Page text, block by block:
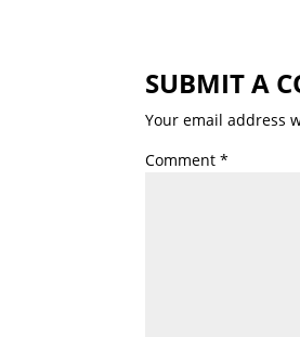
SUBMIT A
Your email address
Comment*